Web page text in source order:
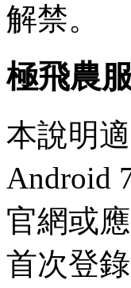
解禁。
極飛農
本說明
Android
官網或
首次登